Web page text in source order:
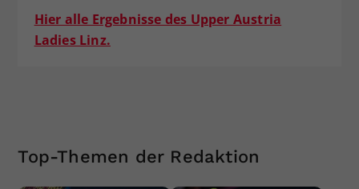
Hier alle Ergebnisse des Upper Austria
Ladies Linz.
Top-Themen der Redaktion